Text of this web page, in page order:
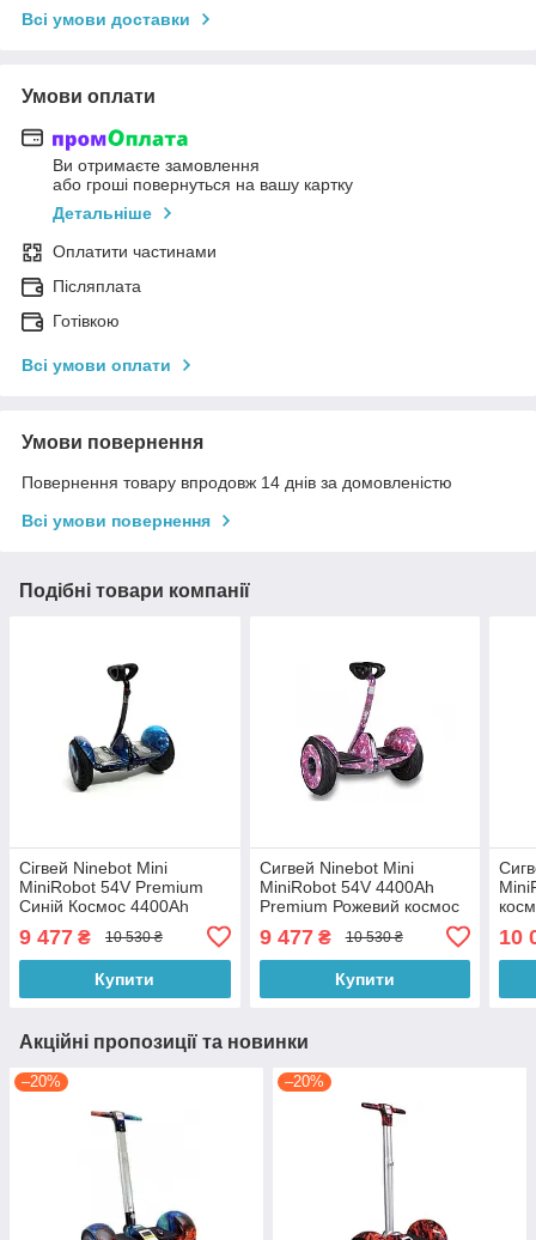
Всі умови доставки
Умови оплати
Ви отримаєте замовлення
або гроші повернуться на вашу картку
Детальніше
Оплатити частинами
Післяплата
Готівкою
Всі умови оплати
Умови повернення
Повернення товару впродовж 14 днів за домовленістю
Всі умови повернення
Подібні товари компанії
Сігвей Ninebot Mini
MiniRobot 54V Premium
Синій Космос 4400Ah
9 477 ₴ 10 530 ₴
Купити
Сигвей Ninebot Mini
MiniRobot 54V 4400Ah
Premium Рожевий космос
9 477₴ 10 530 ₴
Купити
10
Акційні пропозиції та новинки
–20% –20%